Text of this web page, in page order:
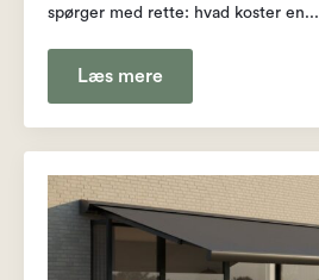
spørger med rette: hvad koster en...
Læs mere